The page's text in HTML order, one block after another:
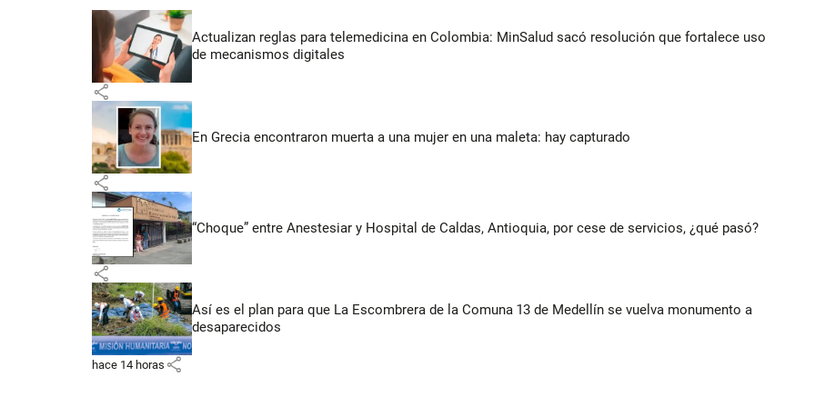
Actualizan reglas para telemedicina en Colombia: MinSalud sacó resolución que fortalece uso
de mecanismos digitales
share
En Grecia encontraron muerta a una mujer en una maleta: hay capturado
share
“Choque” entre Anestesiar y Hospital de Caldas, Antioquia, por cese de servicios, ¿qué pasó?
share
Así es el plan para que La Escombrera de la Comuna 13 de Medellín se vuelva monumento a
desaparecidos
hace 14 horas share